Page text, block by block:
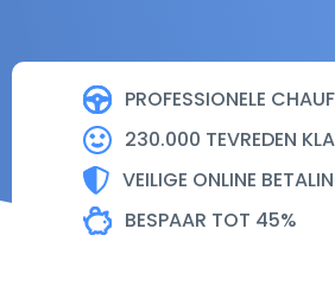
PROFESSIONELE
230.000 TEVREDEN
VEILIGE ONLINE
BESPAAR TOT 45%